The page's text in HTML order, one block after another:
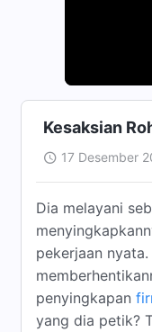
Kesaksian
17 Desember
Dia melayani
pekerjaan
penyingkapan
yang dia petik?